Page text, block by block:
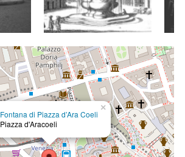
×
Fontana di Piazza d’Ara Coeli
Piazza d'Aracoeli